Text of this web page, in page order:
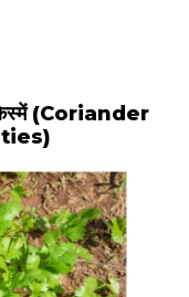
(Coriander